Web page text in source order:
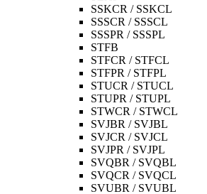
SSKCR / SSKCL
SSSCR / SSSCL
SSSPR / SSSPL
STFB
STFCR / STFCL
STFPR / STFPL
STUCR / STUCL
STUPR / STUPL
STWCR / STWCL
SVJBR / SVJBL
SVJCR / SVJCL
SVJPR / SVJPL
SVQBR / SVQBL
SVQCR / SVQCL
SVUBR / SVUBL